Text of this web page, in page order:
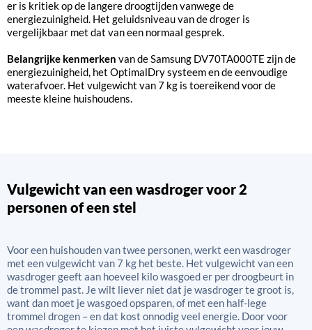
er is kritiek op de langere droogtijden vanwege de
energiezuinigheid. Het geluidsniveau van de droger is
vergelijkbaar met dat van een normaal gesprek.
Belangrijke kenmerken van de Samsung DV70TA000TE zijn de
energiezuinigheid, het OptimalDry systeem en de eenvoudige
waterafvoer. Het vulgewicht van 7 kg is toereikend voor de
meeste kleine huishoudens.
Vulgewicht van een wasdroger voor 2
personen of een stel
Voor een huishouden van twee personen, werkt een wasdroger
met een vulgewicht van 7 kg het beste. Het vulgewicht van een
wasdroger geeft aan hoeveel kilo wasgoed er per droogbeurt in
de trommel past. Je wilt liever niet dat je wasdroger te groot is,
want dan moet je wasgoed opsparen, of met een half-lege
trommel drogen – en dat kost onnodig veel energie. Door voor